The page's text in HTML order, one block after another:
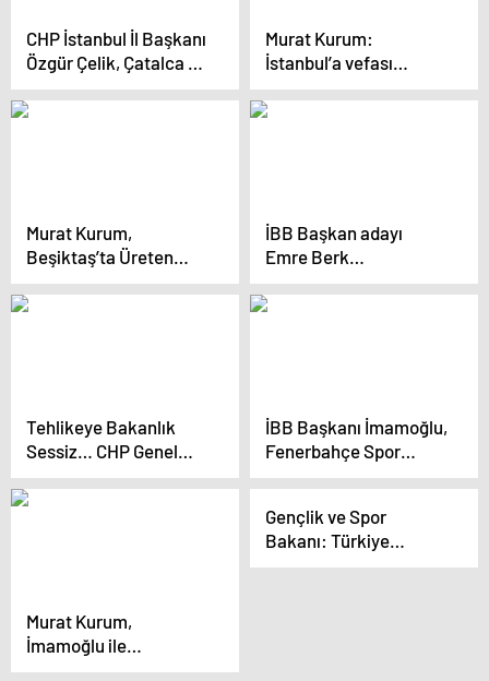
CHP İstanbul İl Başkanı
Özgür Çelik, Çatalca ve
Üsküdar’da saha
çalışmalarına katıldı
Murat Kurum:
İstanbul’a vefası
olmayanlarla
yönetilemez
Murat Kurum,
Beşiktaş’ta Üreten
İstanbul Büyüten
Türkiye programında
İBB Başkan adayı
Emre Berk
Hacıgüzeller,
İstanbul’da deprem
Tehlikeye Bakanlık
Sessiz… CHP Genel
Başkan Yardımcısı
Ulaş Karasu: “Kim Bu
İBB Başkanı İmamoğlu,
Fenerbahçe Spor
Kulübüne Ziyaret
Murat Kurum,
İmamoğlu ile
televizyon programına
Gençlik ve Spor
Bakanı: Türkiye
Avrupa’nın en modern